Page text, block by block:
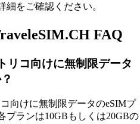
細をご確認ください。
FAQ
リコ向けに無制限データ
向けに無制限データのeSIMプ
プランは10GBもしくは20GBの